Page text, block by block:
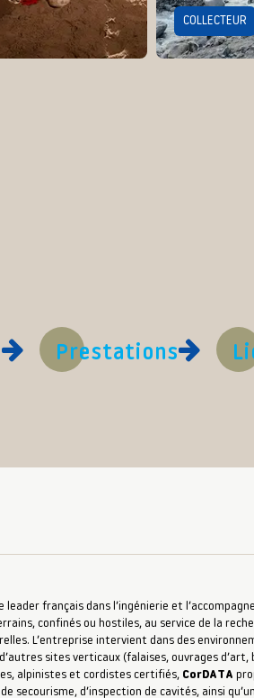
COLLECTEUR
Prestations
leader français dans l’ingénierie et
confinés ou hostiles, au service de la
L’entreprise intervient dans des
sites verticaux (falaises, ouvrages
alpinistes et cordistes certifiés, CorDATA
secourisme, d’inspection de cavités, ainsi